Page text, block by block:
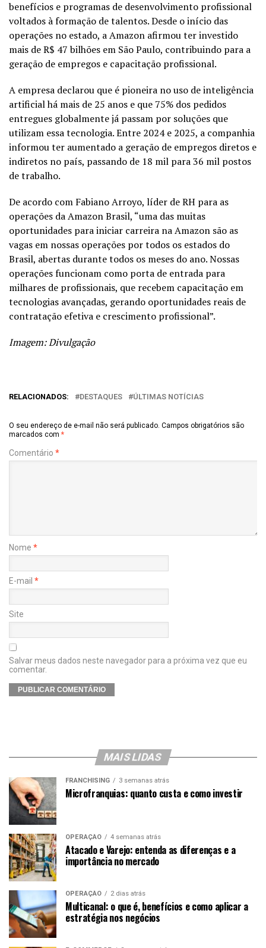
benefícios e programas de desenvolvimento profissional
voltados à formação de talentos. Desde o início das
operações no estado, a Amazon afirmou ter investido
mais de R$ 47 bilhões em São Paulo, contribuindo para a
geração de empregos e capacitação profissional.
A empresa declarou que é pioneira no uso de inteligência
artificial há mais de 25 anos e que 75% dos pedidos
entregues globalmente já passam por soluções que
utilizam essa tecnologia. Entre 2024 e 2025, a companhia
informou ter aumentado a geração de empregos diretos e
indiretos no país, passando de 18 mil para 36 mil postos
de trabalho.
De acordo com Fabiano Arroyo, líder de RH para as
operações da Amazon Brasil, “uma das muitas
oportunidades para iniciar carreira na Amazon são as
vagas em nossas operações por todos os estados do
Brasil, abertas durante todos os meses do ano. Nossas
operações funcionam como porta de entrada para
milhares de profissionais, que recebem capacitação em
tecnologias avançadas, gerando oportunidades reais de
contratação efetiva e crescimento profissional”.
Imagem: Divulgação
RELACIONADOS: DESTAQUES ÚLTIMAS NOTÍCIAS
O seu endereço de e-mail não será publicado. Campos obrigatórios são
marcados com *
Comentário *
Nome *
E-mail *
Site
Salvar meus dados neste navegador para a próxima vez que eu
comentar.
MAIS LIDAS
FRANCHISING 3 semanas atrás
Microfranquias: quanto custa e como investir
OPERAÇÃO 4 semanas atrás
Atacado e Varejo: entenda as diferenças e a
importância no mercado
OPERAÇÃO 2 dias atrás
Multicanal: o que é, benefícios e como aplicar a
estratégia nos negócios